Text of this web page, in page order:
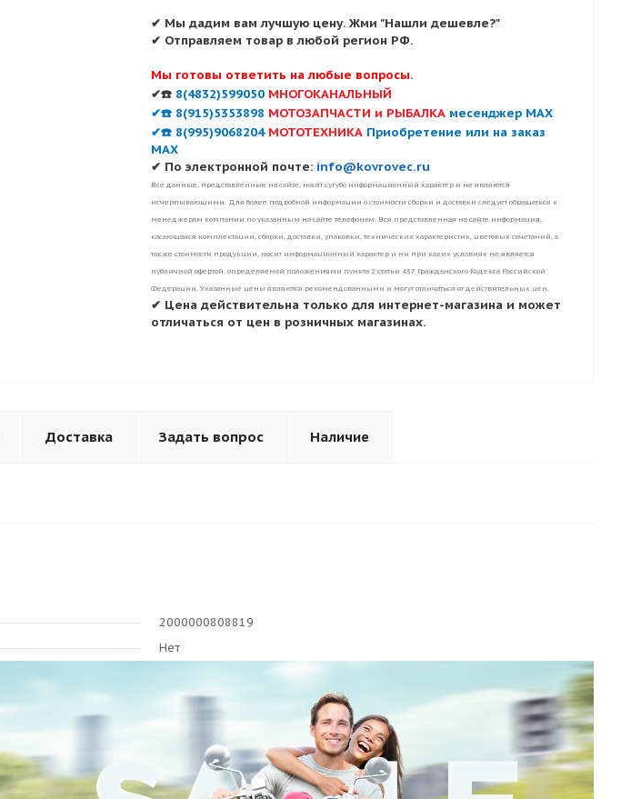
✔ Мы дадим вам лучшую цену. Жми "Нашли дешевле?"
✔ Отправляем товар в любой регион РФ.
Мы готовы ответить на любые вопросы.
✔☎️ 8(4832)599050 МНОГОКАНАЛЬНЫЙ
✔☎️ 8(915)5353898 МОТОЗАПЧАСТИ и РЫБАЛКА месенджер MAX
✔☎️ 8(995)9068204 МОТОТЕХНИКА Приобретение или на заказ
MAX
✔ По электронной почте: info@kovrovec.ru
Все данные, представленные на сайте, носят сугубо информационный характер и не являются
исчерпывающими. Для более подробной информации о стоимости сборки и доставки следует обращаться к
менеджерам компании по указанным на сайте телефонам. Вся представленная на сайте информация,
касающаяся комплектации, сборки, доставки, упаковки, технических характеристик, цветовых сочетаний, а
также стоимости продукции, носит информационный характер и ни при каких условиях не является
публичной офертой, определяемой положениями пункта 2 статьи 437 Гражданского Кодекса Российской
Федерации. Указанные цены являются рекомендованными и могут отличаться от действительных цен.
✔ Цена действительна только для интернет-магазина и может
отличаться от цен в розничных магазинах.
Доставка Задать вопрос Наличие
2000000808819
Нет